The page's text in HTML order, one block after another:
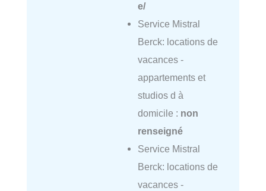
e/
Service Mistral
Berck: locations de
vacances -
appartements et
studios d à
domicile : non
renseigné
Service Mistral
Berck: locations de
vacances -